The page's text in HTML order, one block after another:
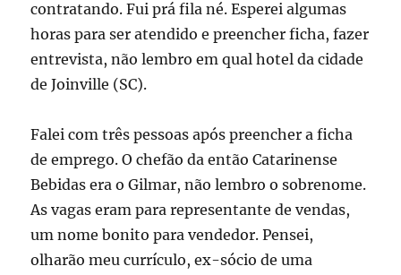
contratando. Fui prá fila né. Esperei algumas
horas para ser atendido e preencher ficha, fazer
entrevista, não lembro em qual hotel da cidade
de Joinville (SC).
Falei com três pessoas após preencher a ficha
de emprego. O chefão da então Catarinense
Bebidas era o Gilmar, não lembro o sobrenome.
As vagas eram para representante de vendas,
um nome bonito para vendedor. Pensei,
olharão meu currículo, ex-sócio de uma